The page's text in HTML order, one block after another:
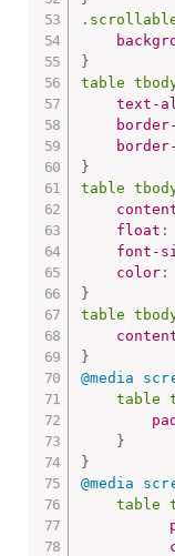
}
table
text-
}
table
float :
font-
color :
}
table
}
@media
table
}
}
@media
table